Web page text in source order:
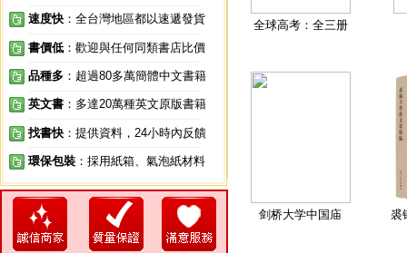
速度快 ：全台灣地區都以速遞發貨
書價低 ：歡迎與任何同類書店比價
品種多 ：超過80多萬簡體中文書籍
英文書 ：多達20萬種英文原版書籍
找書快 ：提供資料，24小時內反饋
環保包裝 ：採用紙箱、氣泡紙材料
全球高考：全三册
剑桥大学中国庙 裘